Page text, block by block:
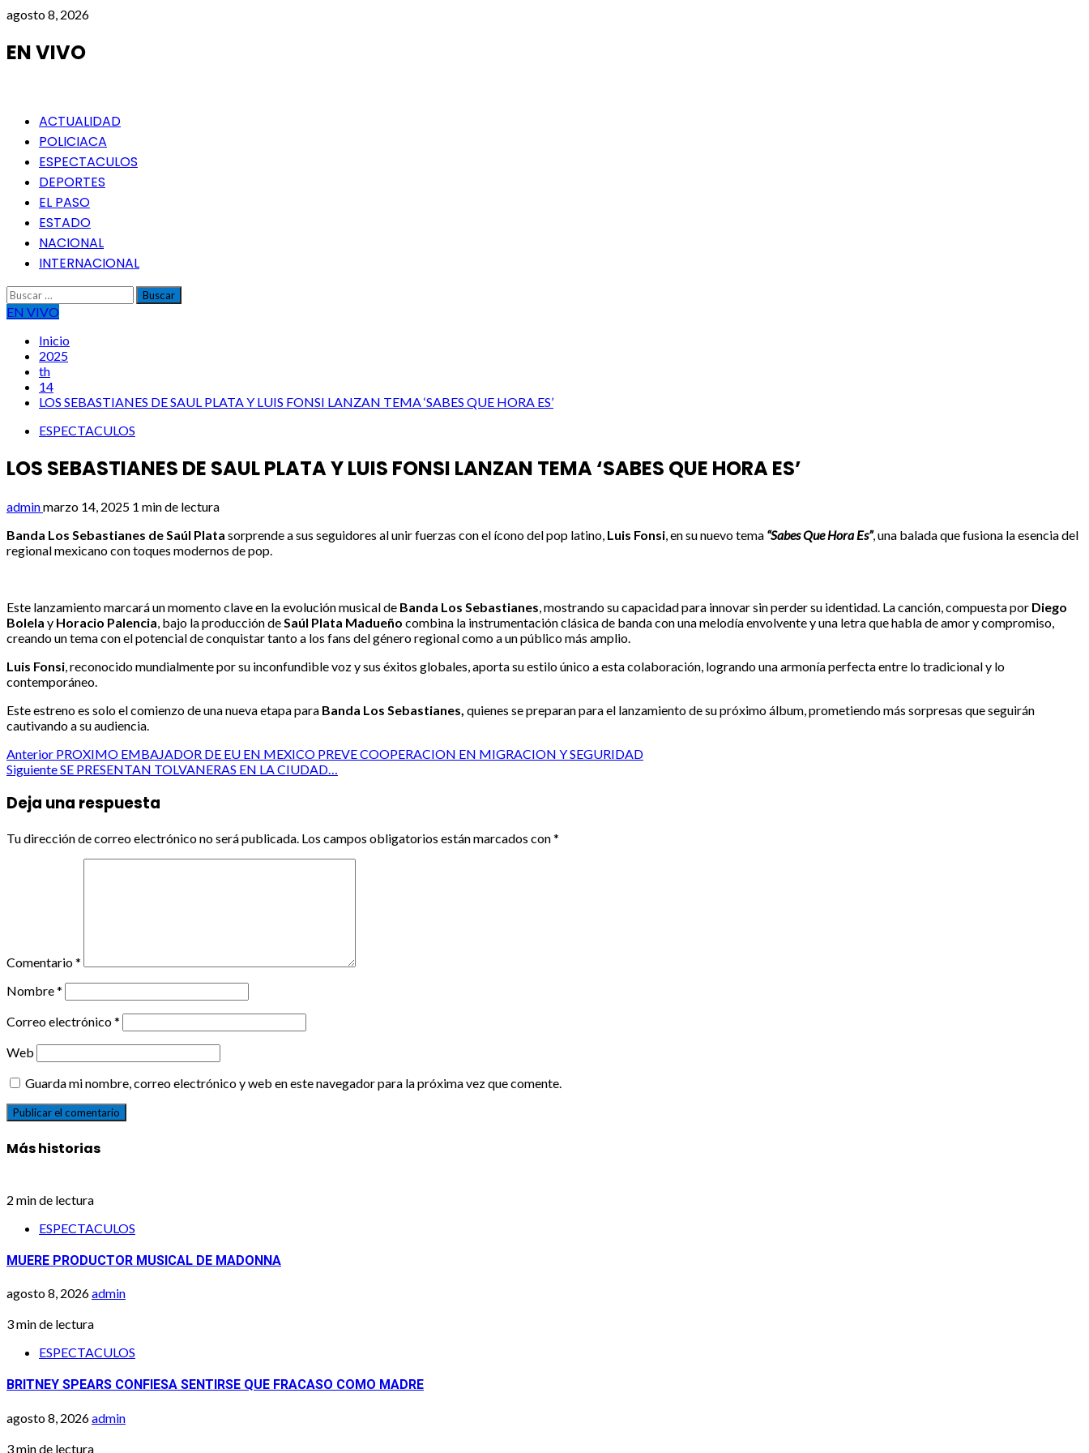
Saltar
contenido
agosto 8, 2026
EN VIVO
Menú
principal
ACTUALIDAD
POLICIACA
ESPECTACULOS
DEPORTES
EL PASO
ESTADO
NACIONAL
INTERNACIONAL
Buscar:
EN VIVO
Inicio
2025
th
14
LOS SEBASTIANES DE SAUL PLATA Y LUIS FONSI LANZAN TEMA ‘SABES QUE HORA ES’
ESPECTACULOS
LOS SEBASTIANES DE SAUL PLATA Y LUIS FONSI LANZAN TEMA ‘SABES QUE HORA ES’
adminmarzo 14, 2025 1 min de lectura
Banda Los Sebastianes de Saúl Plata sorprende a sus seguidores al unir fuerzas con el ícono del pop latino, Luis Fonsi , en su nuevo tema “Sabes Que Hora Es”, una balada que fusiona la esencia del
regional mexicano con toques modernos de pop.
Este lanzamiento marcará un momento clave en la evolución musical de Banda Los Sebastianes , mostrando su capacidad para innovar sin perder su identidad. La canción, compuesta por Diego
Bolela y Horacio Palencia , bajo la producción de Saúl Plata Madueño combina la instrumentación clásica de banda con una melodía envolvente y una letra que habla de amor y compromiso,
creando un tema con el potencial de conquistar tanto a los fans del género regional como a un público más amplio.
Luis Fonsi , reconocido mundialmente por su inconfundible voz y sus éxitos globales, aporta su estilo único a esta colaboración, logrando una armonía perfecta entre lo tradicional y lo
contemporáneo.
Este estreno es solo el comienzo de una nueva etapa para Banda Los Sebastianes, quienes se preparan para el lanzamiento de su próximo álbum, prometiendo más sorpresas que seguirán
cautivando a su audiencia.
Post
Anterior PROXIMO EMBAJADOR DE EU EN MEXICO PREVE COOPERACION EN MIGRACION Y SEGURIDAD
SiguienteSE PRESENTAN TOLVANERAS EN LA CIUDAD…
Deja una respuesta
Tu dirección de correo electrónico no será publicada. Los campos obligatorios están marcados con*
Comentario*
Nombre*
Correo electrónico*
Web
Guarda mi nombre, correo electrónico y web en este navegador para la próxima vez que comente.
Más historias
2 min de lectura
ESPECTACULOS
MUERE PRODUCTOR MUSICAL DE MADONNA
agosto 8, 2026admin
3 min de lectura
ESPECTACULOS
BRITNEY SPEARS CONFIESA SENTIRSE QUE FRACASO COMO MADRE
agosto 8, 2026admin
3 min de lectura